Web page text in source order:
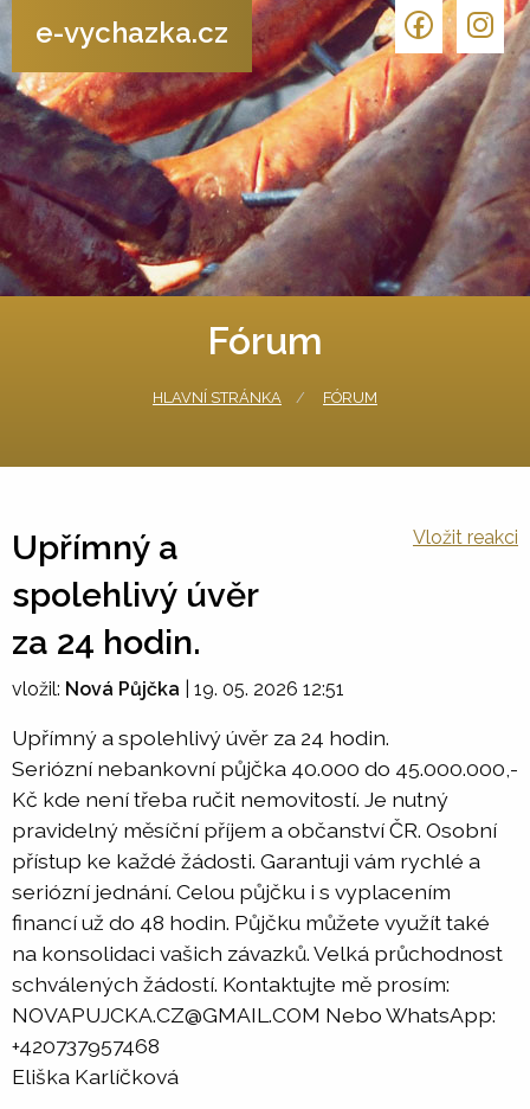
e-vychazka.cz
Fórum
HLAVNÍ STRÁNKA FÓRUM
Upřímný a
spolehlivý úvěr
za 24 hodin.
Vložit reakci
vložil: Nová Půjčka 19. 05. 2026 12:51
Upřímný a spolehlivý úvěr za 24 hodin.
Seriózní nebankovní půjčka 40.000 do 45.000.000,-
Kč kde není třeba ručit nemovitostí. Je nutný
pravidelný měsíční příjem a občanství ČR. Osobní
přístup ke každé žádosti. Garantuji vám rychlé a
seriózní jednání. Celou půjčku i s vyplacením
financí už do 48 hodin. Půjčku můžete využít také
na konsolidaci vašich závazků. Velká průchodnost
schválených žádostí. Kontaktujte mě prosím:
NOVAPUJCKA.CZ@GMAIL.COM Nebo WhatsApp:
+420737957468
Eliška Karlíčková